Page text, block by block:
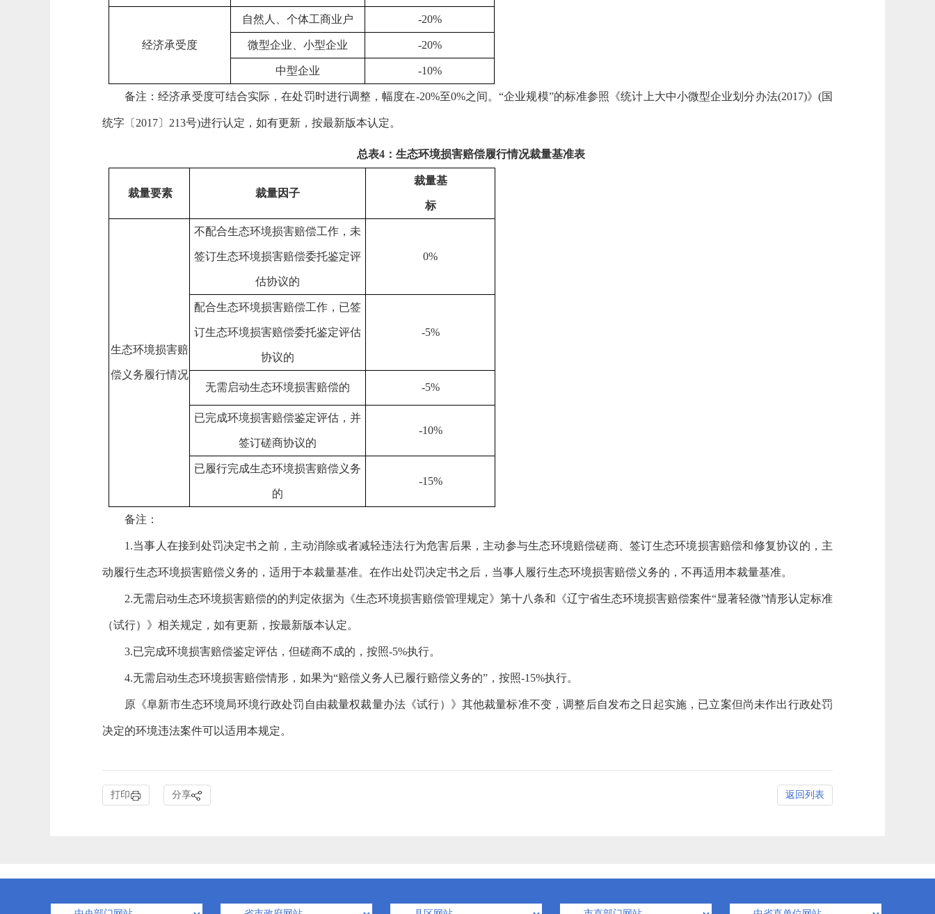
经济承受度
自然人、个体工商业户 -20%
微型企业、小型企业 -20%
中型企业 -10%
备注：经济承受度可结合实际，在处罚时进行调整，幅度在-20%至0%之间。“企业规模”的标准参照《统计上大中小微型企业划分办法(2017)》(国
统字〔2017〕213号)进行认定，如有更新 ， 按最新版本认定。
总表4：生态环境损害赔偿履行情况裁量基准表
裁量要素 裁量因子
裁量基
标
生态环境损害赔
偿义务履行情况
不配合生态环境损害赔偿工作，未
签订生态环境损害赔偿委托鉴定评
估协议的
0%
配合生态环境损害赔偿工作，已签
订生态环境损害赔偿委托鉴定评估
协议的
-5%
无需启动生态环境损害赔偿的 -5%
已完成环境损害赔偿鉴定评估，并
签订磋商协议的
-10%
已履行完成生态环境损害赔偿义务
的
-15%
备注：
1.当事人在接到处罚决定书之前，主动消除或者减轻违法行为危害后果，主动参与生态环境赔偿磋商、签订生态环境损害赔偿和修复协议的，主
动履行生态环境损害赔偿义务的，适用于本裁量基准。在作出处罚决定书之后，当事人履行生态环境损害赔偿义务的，不再适用本裁量基准。
2.无需启动生态环境损害赔偿的的判定依据为《生态环境损害赔偿管理规定》第十八条和《辽宁省生态环境损害赔偿案件“显著轻微”情形认定标准
（试行）》相关规定， 如有更新 ， 按最新版本认定。
3.已完成环境损害赔偿鉴定评估，但磋商不成的，按照-5%执行。
4.无需启动生态环境损害赔偿情形，如果为“赔偿义务人已履行赔偿义务的”，按照-15%执行。
原《阜新市生态环境局环境行政处罚自由裁量权裁量办法《试行）》其他裁量标准不变，调整后自发布之日起实施，已立案但尚未作出行政处罚
决定的环境违法案件可以适用本规定。
打印 分享 返回列表